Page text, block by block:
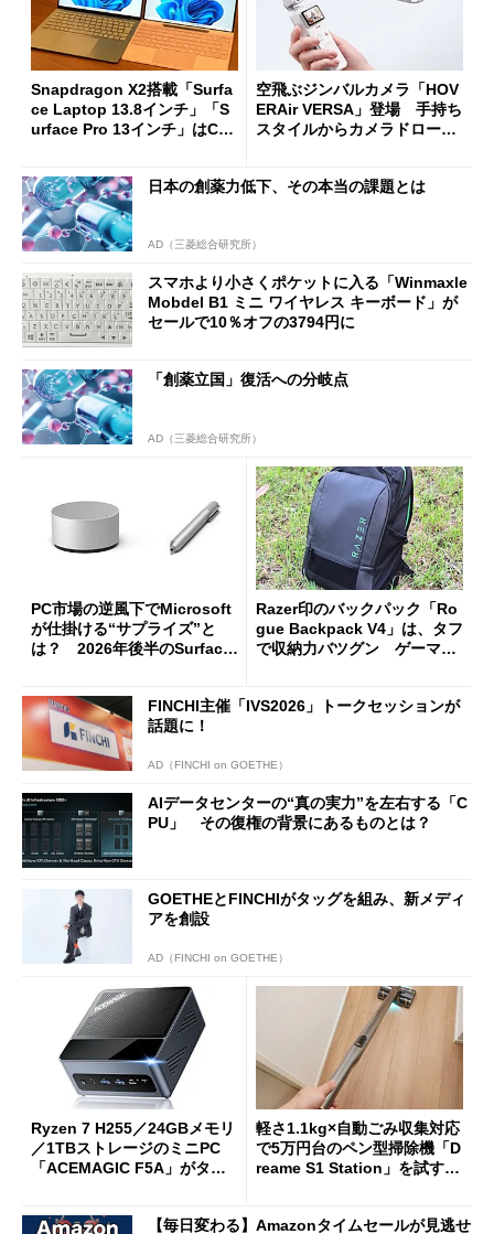
Snapdragon X2搭載「Surfa
ce Laptop 13.8インチ」「S
urface Pro 13インチ」はCop
た
空飛ぶジンバルカメラ「HOV
ERAir VERSA」登場 手持ち
スタイルからカメラドローン
日本の創薬力低下、その本当の課題とは
AD（三菱総合研究所）
スマホより小さくポケットに入る「Winmaxle
Mobdel B1 ミニ ワイヤレス キーボード」が
セールで10％オフの3794円に
「創薬立国」復活への分岐点
AD（三菱総合研究所）
PC市場の逆風下でMicrosoft
が仕掛ける“サプライズ”と
は？ 2026年後半のSurface
Razer印のバックパック「Ro
gue Backpack V4」は、タフ
で収納力バツグン ゲーマー
FINCHI主催「IVS2026」トークセッションが
話題に！
AD（FINCHI on GOETHE）
AIデータセンターの“真の実力”を左右する「C
PU」 その復権の背景にあるものとは？
GOETHEとFINCHIがタッグを組み、新メディ
アを創設
AD（FINCHI on GOETHE）
Ryzen 7 H255／24GBメモリ
／1TBストレージのミニPC
「ACEMAGIC F5A」がタイ
軽さ1.1kg×自動ごみ収集対応
で5万円台のペン型掃除機「D
reame S1 Station」を試す
【毎日変わる】Amazonタイムセールが見逃せ